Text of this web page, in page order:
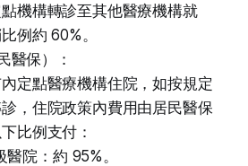
機構轉診至其他醫療機構就
例約 60%。
醫保）：
定點醫療機構住院，如按規定
，住院政策內費用由居民醫保
比例支付：
醫院：約 95%。